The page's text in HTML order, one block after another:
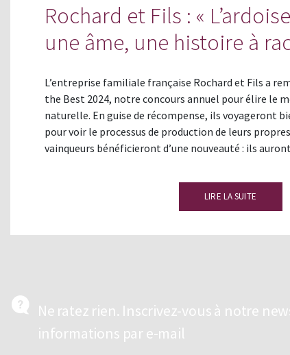
Rochard et Fils : «
une âme, une histoire à
L’entreprise familiale française Rochard et Fils a
the Best 2024, notre concours annuel pour élire le
naturelle. En guise de récompense, ils voyageront
pour voir le processus de production de leurs
vainqueurs bénéficieront d’une nouveauté : ils
LIRE LA SUITE
Ne ratez rien. Inscrivez-vous à notre
informations par e-mail